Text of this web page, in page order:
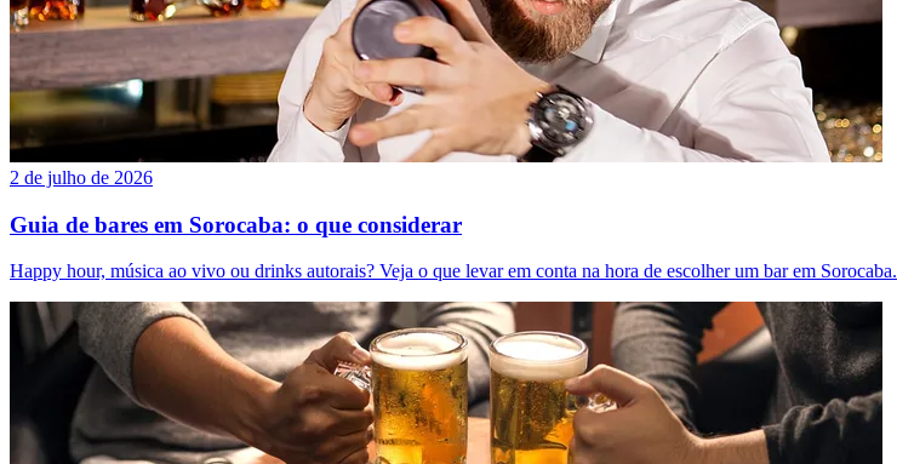
2 de julho de 2026
Guia de bares em Sorocaba: o que considerar
Happy hour, música ao vivo ou drinks autorais? Veja o que levar em conta na hora de escolher um bar em Sorocaba.